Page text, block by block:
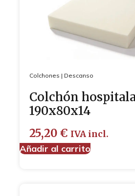
Colchones | Descanso
Colchón
190x80x14
25,20 € IVA incl.
Añadir al carrito